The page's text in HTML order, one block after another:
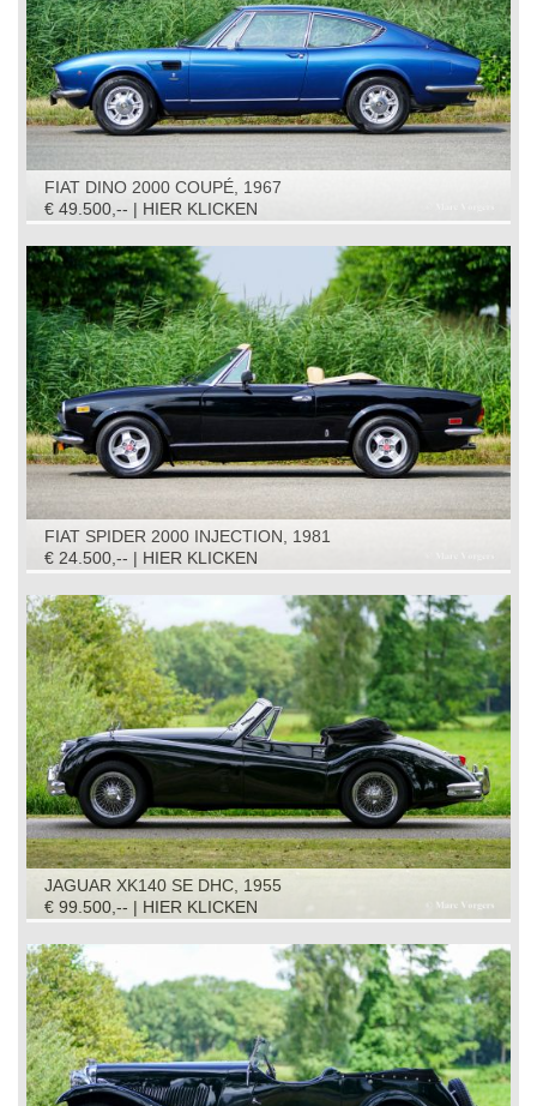
FIAT DINO 2000 COUPÉ, 1967
€ 49.500,-- | HIER KLICKEN
FIAT SPIDER 2000 INJECTION, 1981
€ 24.500,-- | HIER KLICKEN
JAGUAR XK140 SE DHC, 1955
€ 99.500,-- | HIER KLICKEN